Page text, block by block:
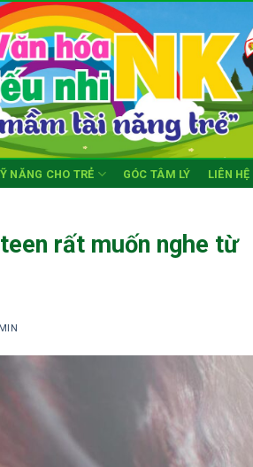
NĂNG CHO TRẺ GÓC TÂM LÝ LIÊN HỆ
rất muốn nghe từ